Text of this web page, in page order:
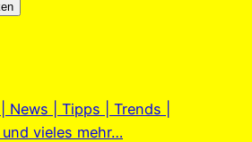
News | Tipps | Trends |
vieles mehr…